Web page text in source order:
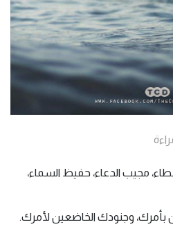
مجيب الدعاء، حفيظ السماء،
وجنودك الخاضعين لأمرك.